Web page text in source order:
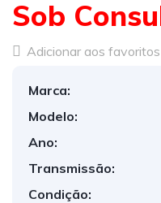
Sob
Adicionar aos favoritos
Marca:
Modelo:
Ano:
Transmissão:
Condição: